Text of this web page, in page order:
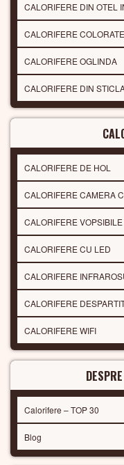
CALORIFERE DIN OTEL
CALORIFERE COLORATE
CALORIFERE OGLINDA
CALORIFERE DIN
CALORIFERE DE HOL
CALORIFERE CAMERA
CALORIFERE VOPSIBILE
CALORIFERE CU LED
CALORIFERE
CALORIFERE
CALORIFERE WIFI
Calorifere – TOP 30
Blog